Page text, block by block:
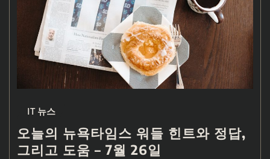
IT 뉴스
오늘의 뉴욕타임스 워들 힌트와 정답,
그리고 도움 – 7월 26일